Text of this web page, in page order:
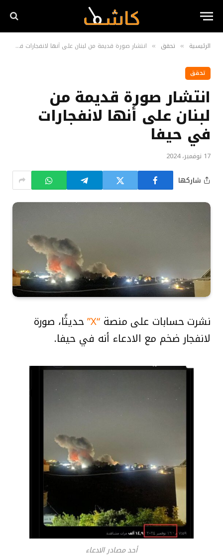
الرئيسية » تحقق » انتشار صورة قديمة من لبنان على أنها لانفجارات في حيفا
تحقق
انتشار صورة قديمة من
لبنان على أنها لانفجارات
في حيفا
17 نوفمبر، 2024
شاركها
نشرت حسابات على منصة “X” حديثًا، صورة
لانفجار ضخم مع الادعاء أنه في حيفا.
أحد مصادر الادعاء